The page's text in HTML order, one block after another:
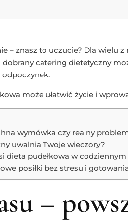
– znasz to uczucie? Dla wielu
catering dietetyczny
odpoczynek.
może ułatwić życie i
wymówka czy realny
uwalnia Twoje wieczory?
dieta pudełkowa w codziennym
posiłki bez stresu i
–